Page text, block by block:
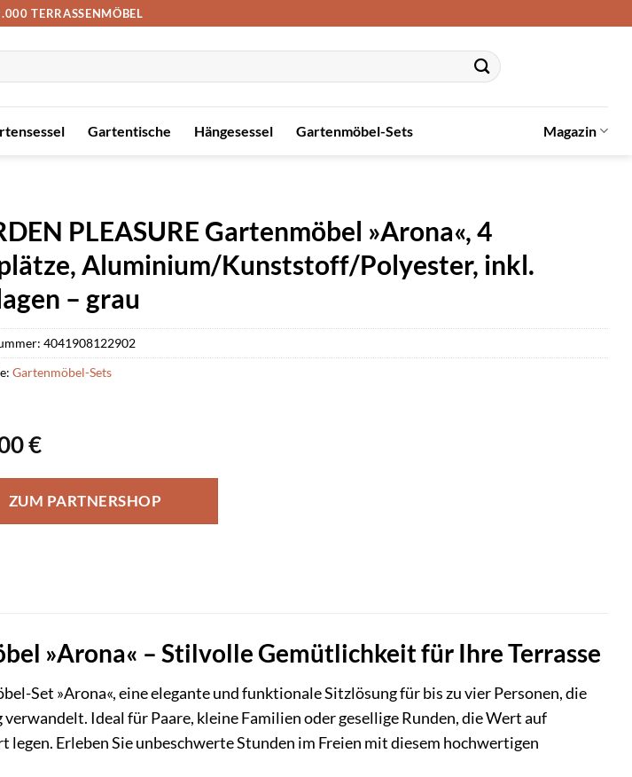
TERRASSENMÖBEL
Gartentische Hängesessel Gartenmöbel-Sets Magazin
PLEASURE Gartenmöbel »Arona«, 4
Aluminium/Kunststoff/Polyester, inkl.
– grau
€
ZUM PARTNERSHOP
4041908122902
Gartenmöbel-Sets
»Arona« – Stilvolle Gemütlichkeit für Ihre Terrasse
Set »Arona«, eine elegante und funktionale Sitzlösung für bis zu vier Personen, die
verwandelt. Ideal für Paare, kleine Familien oder gesellige Runden, die Wert auf
Erleben Sie unbeschwerte Stunden im Freien mit diesem hochwertigen